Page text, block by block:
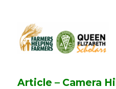
Article – Camera